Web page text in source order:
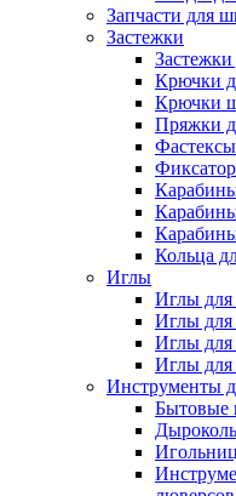
Запчасти для
Застежки
Застежки
Крючки
Крючки
Пряжки
Фастексы
Кольца
Иглы
Иглы для
Иглы для
Иглы
Иглы для
Инструменты
Бытовые